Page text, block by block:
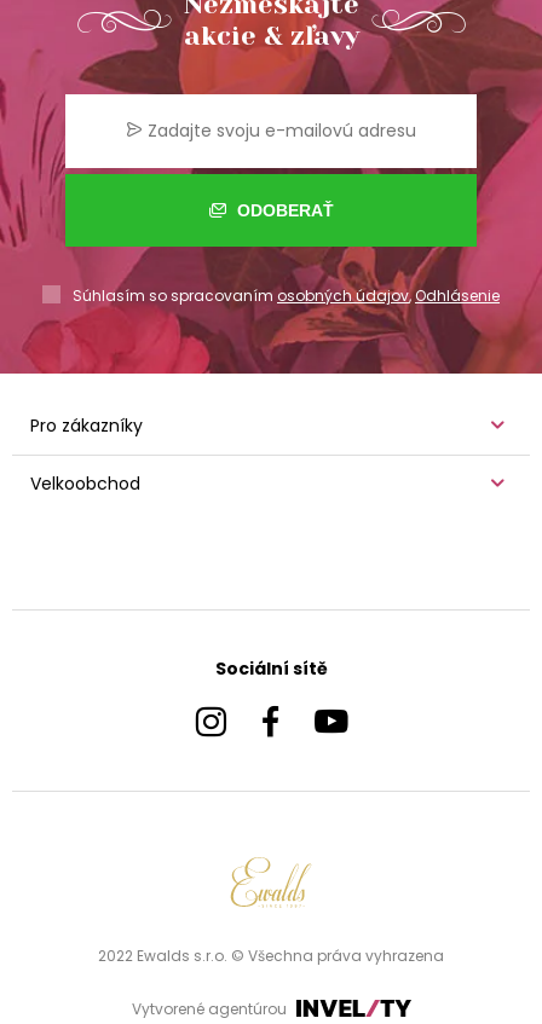
akcie & zľavy
ODOBERAŤ
Súhlasím so spracovaním osobných údajov,Odhlásenie
Pro zákazníky
Velkoobchod
Sociální sítě
2022 Ewalds s.r.o. © Všechna práva vyhrazena
Vytvorené agentúrou